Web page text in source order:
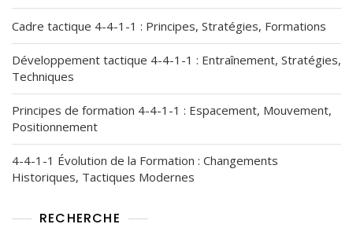
Cadre tactique 4-4-1-1 : Principes, Stratégies, Formations
Développement tactique 4-4-1-1 : Entraînement, Stratégies,
Techniques
Principes de formation 4-4-1-1 : Espacement, Mouvement,
Positionnement
4-4-1-1 Évolution de la Formation : Changements
Historiques, Tactiques Modernes
RECHERCHE